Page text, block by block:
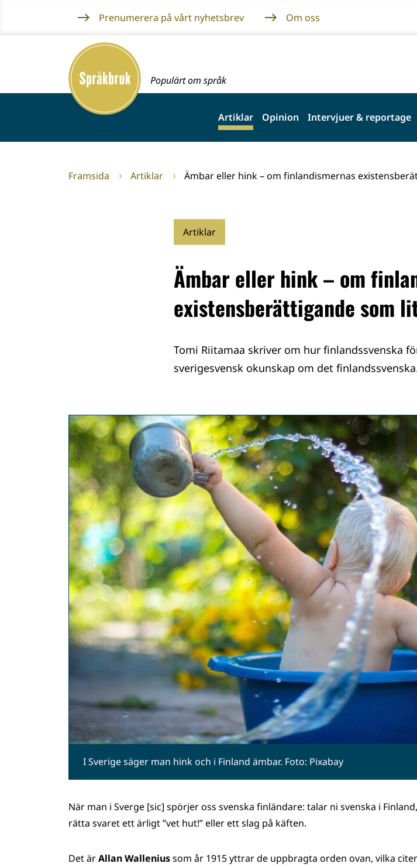
innehållet
Prenumerera på vårt nyhetsbrev Om oss
Framsida
Populärt om språk
Artiklar Opinion Intervjuer & reportage
Framsida Artiklar Ämbar eller hink – om finlandismernas
Artiklar
Ämbar eller hink – om
existensberättigande som
Tomi Riitamaa skriver om hur finlandssvenska
sverigesvensk okunskap om det
I Sverige säger man hink och i Finland ämbar. Foto: Pixabay
När man i Sverge [sic] spörjer oss svenska finländare: talar ni svenska i
rätta svaret ett ärligt ”vet hut!” eller ett slag på käften.
Det ärAllan Walleniussom år 1915 yttrar de uppbragta orden ovan, vilka